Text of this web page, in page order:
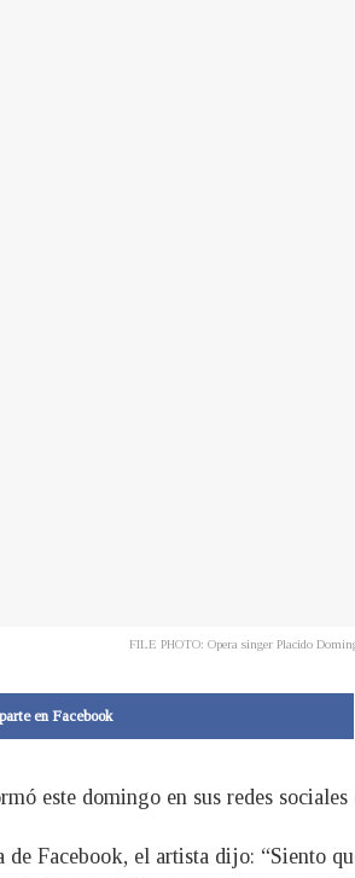
FILE PHOTO: Opera singer Placido
en Facebook
este domingo en sus redes
de Facebook, el artista dijo: “Siento